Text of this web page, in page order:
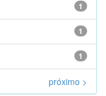
1
1
1
próximo >